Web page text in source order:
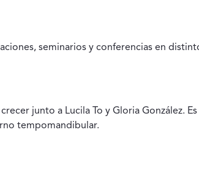
seminarios y conferencias en
junto a Lucila To y Gloria González.
tempomandibular.